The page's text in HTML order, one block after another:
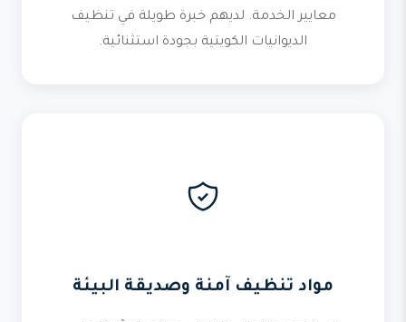
معايير الخدمة. لديهم خبرة طويلة في تنظيف
الديوانيات الكويتية بجودة استثنائية.
مواد تنظيف آمنة وصديقة البيئة